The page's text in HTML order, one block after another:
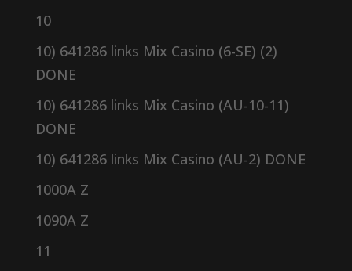
10
10) 641286 links Mix Casino (6-SE) (2)
DONE
10) 641286 links Mix Casino (AU-10-11)
DONE
10) 641286 links Mix Casino (AU-2) DONE
1000A Z
1090A Z
11